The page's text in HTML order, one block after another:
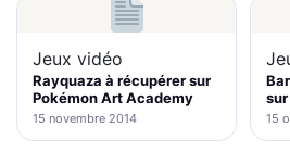
Jeux vidéo
Rayquaza à récupérer sur
Pokémon Art Academy
15 novembre 2014 15